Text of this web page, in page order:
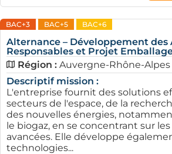
BAC+3 BAC+5 BAC+6
Alternance – Développement des
Responsables et Projet
Région : Auvergne-Rhône-Alpes
Descriptif mission :
L'entreprise fournit des solutions
secteurs de l'espace, de la
des nouvelles énergies,
le biogaz, en se concentrant sur
avancées. Elle développe
technologies...